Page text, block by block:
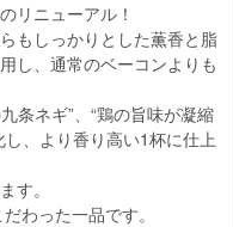
リニューアル！
もしっかりとした薫香と脂
し、通常のベーコンよりも
条ネギ”、“鶏の旨味が凝縮
、より香り高い1杯に仕上
す。
わった一品です。